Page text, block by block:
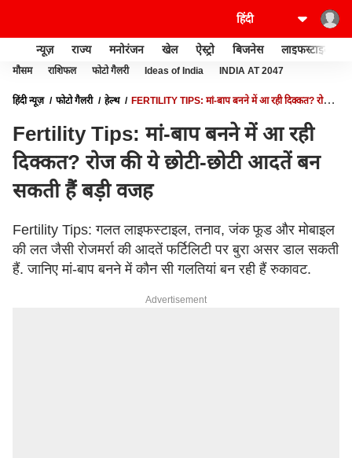
न्यूज़ राज्य मनोरंजन खेल ऐस्ट्रो बिजनेस लाइफस्टाइल
मौसम राशिफल फोटो गैलरी Ideas of India INDIA AT 2047
हिंदी न्यूज़ फोटो गैलरी हेल्थ
FERTILITY TIPS: मां-बाप बनने में आ रही दिक्कत? रोज
Fertility Tips: मां-बाप बनने में आ रही
दिक्कत? रोज की ये छोटी-छोटी आदतें बन
सकती हैं बड़ी वजह
Fertility Tips: गलत लाइफस्टाइल, तनाव, जंक फूड और मोबाइल
की लत जैसी रोजमर्रा की आदतें फर्टिलिटी पर बुरा असर डाल सकती
हैं. जानिए मां-बाप बनने में कौन सी गलतियां बन रही हैं रुकावट.
Advertisement